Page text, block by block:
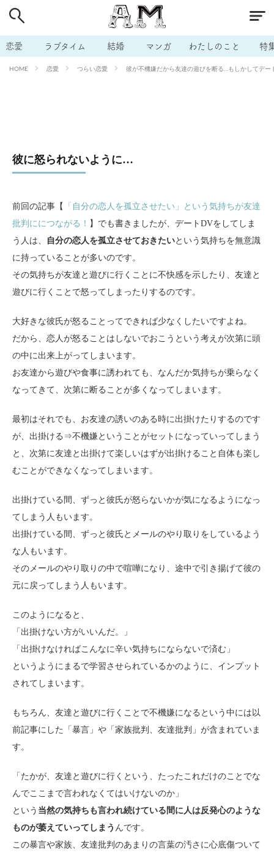
恋愛 ラブタイム 結婚 マンガ わたしのこと 特
HOME 恋愛 つらい恋愛 彼が不機嫌だから友達の遊びを断る…もしかしてデー
彼に怒られないように…
前回の記事【
「自分の恋人を孤立させたい」という気持ちが友達
批判ににつながる！ 】でも書きましたが、デートDVをしてしま
う人は、
自分の恋人を孤立させておきたいという気持ちを無意識
に持っていることが多いのです。
その気持ちが友達と遊びに行くことに不快感を示したり、友達と
遊びに行くことで怒ってしまったりするのです。
大好きな彼氏が怒ることってできれば少なくしたいですよね。
だから、恋人が怒ることはしないでおこうという考えが次第に頭
の中に出来上がってしまいます。
お友達から遊びや食事に誘われても、なんだか気持ちが乗らなく
なってきて、次第に断ることが多くなってしまいます。
最初はそれでも、お友達の誘いのある時に出掛けたりするのです
が、出掛ける⇒不機嫌ということがセットになっていってしまう
と、次第に友達と出掛けて楽しいはずが出掛けること自体も楽し
むことができなくなってしまいます。
出掛けている間、ずっと彼氏が怒らないかが気になるようになっ
てしまう人もいます。
出掛けている間、ずっと彼氏とメールのやり取りをしているよう
な人もいます。
そのメールのやり取りの中で喧嘩になり、途中で引き揚げて彼の
元に戻ってしまう人もいます。
このようになると、
「出掛けない方がいいんだ。」
「出掛けなければこんなに辛い気持ちにならないで済む」
というようにまるで学習させられているかのように、インプット
されてしまいます。
もちろん、友達と遊びに行くことで不機嫌になるという中には以
前記事にした「暴言」や「家族批判、友達批判」が含まれていま
す。
「たかが、友達と遊びに行くという、たったこれだけのことでな
んでここまで言われなくてはいけないのか」
という 当然の気持ちも言われ続けている間に人は反発心のような
ものが萎えていってしまう んです。
この暴言や家族、友達批判のあまりの言葉の汚さに心底傷ついて
# 男の本音 # セフレ
# 不倫 # 出会う方法 # マッチングアプリ
# ラブグッズ # 体の相性 # イケない